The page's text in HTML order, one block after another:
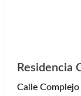
Residencia
Calle